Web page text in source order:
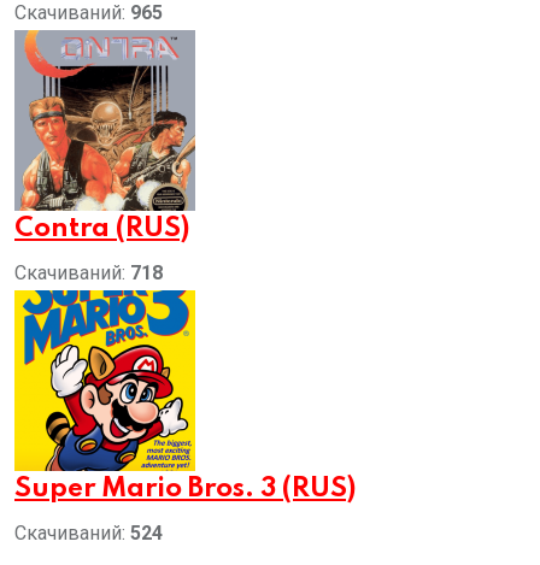
Скачиваний: 965
Contra (RUS)
Скачиваний: 718
Super Mario Bros. 3 (RUS)
Скачиваний: 524